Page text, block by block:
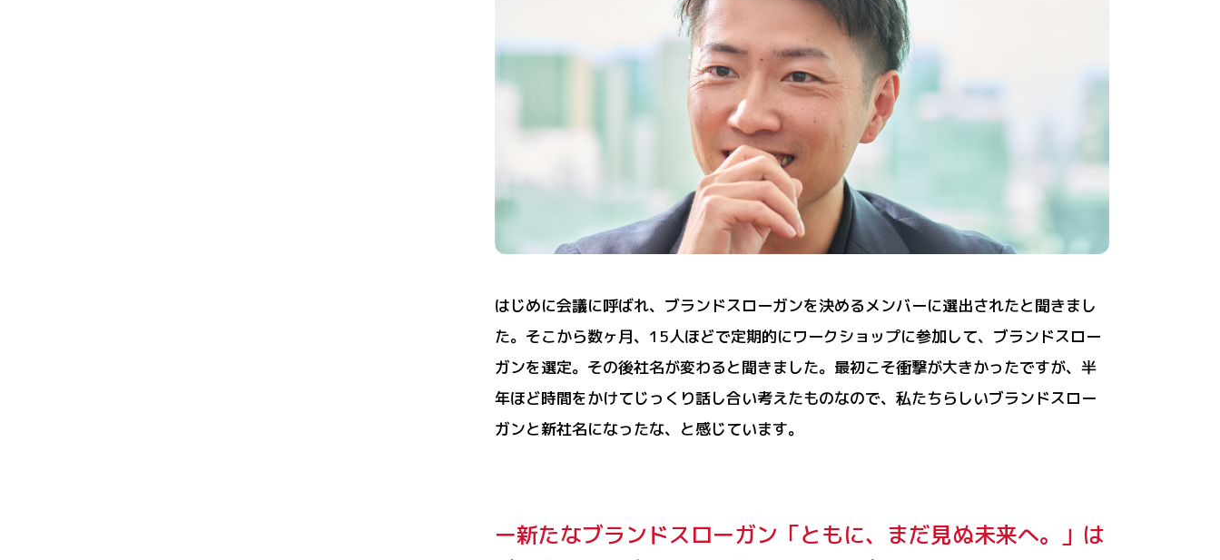
はじめに会議に呼ばれ、ブランドスローガンを決めるメンバーに選出されたと聞きまし
た。そこから数ヶ月、15人ほどで定期的にワークショップに参加して、ブランドスロー
ガンを選定。その後社名が変わると聞きました。最初こそ衝撃が大きかったですが、半
年ほど時間をかけてじっくり話し合い考えたものなので、私たちらしいブランドスロー
ガンと新社名になったな、と感じています。
ー新たなブランドスローガン「ともに、まだ見ぬ未来へ。」は